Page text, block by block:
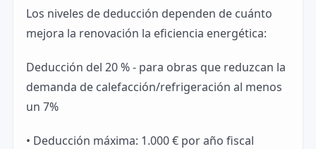
Los niveles de deducción dependen de cuánto
mejora la renovación la eficiencia energética:
Deducción del 20 % - para obras que reduzcan la
demanda de calefacción/refrigeración al menos
un 7%
• Deducción máxima: 1.000 € por año fiscal